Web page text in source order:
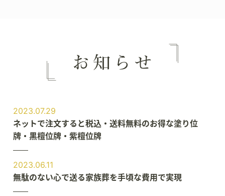
2023.07.29
ネットで注文すると税込・送料無料のお得な塗り位
牌・黒檀位牌・紫檀位牌
2023.06.11
無駄のない心で送る家族葬を手頃な費用で実現